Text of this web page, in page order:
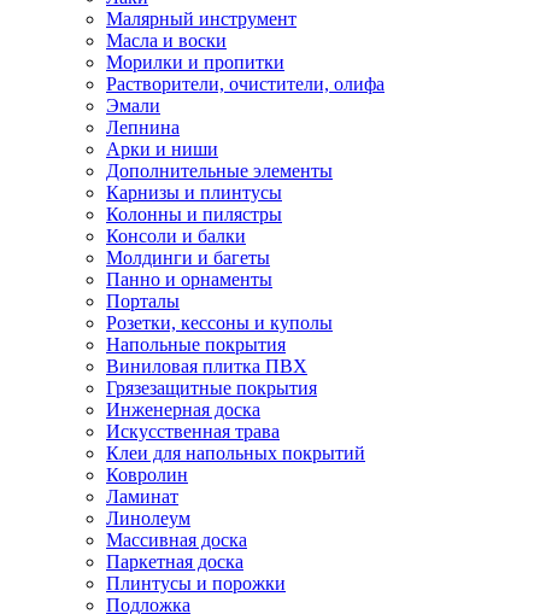
Малярный инструмент
Масла и воски
Морилки и пропитки
Растворители, очистители, олифа
Эмали
Лепнина
Арки и ниши
Дополнительные элементы
Карнизы и плинтусы
Колонны и пилястры
Консоли и балки
Молдинги и багеты
Панно и орнаменты
Порталы
Розетки, кессоны и куполы
Напольные покрытия
Виниловая плитка ПВХ
Грязезащитные покрытия
Инженерная доска
Искусственная трава
Клеи для напольных покрытий
Ковролин
Ламинат
Линолеум
Массивная доска
Паркетная доска
Плинтусы и порожки
Подложка